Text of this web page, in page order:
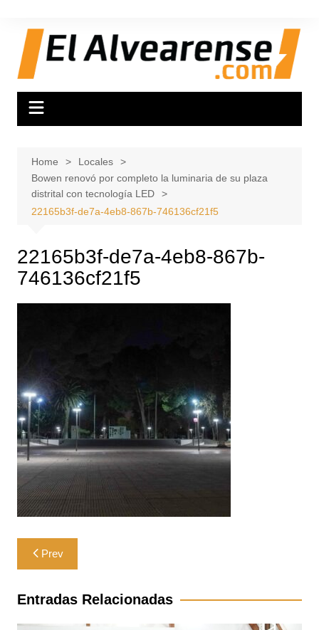
content
Home
Locales
Bowen renovó por completo la luminaria de su plaza
distrital con tecnología LED
22165b3f-de7a-4eb8-867b-746136cf21f5
22165b3f-de7a-4eb8-867b-
746136cf21f5
Navegación
de
entradas
Prev
Entradas Relacionadas